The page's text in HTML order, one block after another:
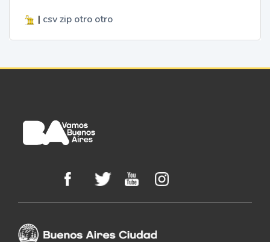
| csv zip otro otro